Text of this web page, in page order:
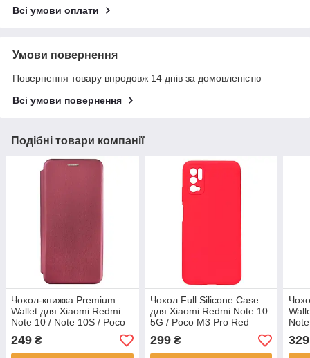
Всі умови оплати
Умови повернення
Повернення товару впродовж 14 днів за домовленістю
Всі умови повернення
Подібні товари компанії
Чохол-книжка Premium
Wallet для Xiaomi Redmi
Note 10 / Note 10S / Poco
M5s Marsala
249 ₴
Чохол Full Silicone Case
для Xiaomi Redmi Note 10
5G / Poco M3 Pro Red
299₴
Blue
329